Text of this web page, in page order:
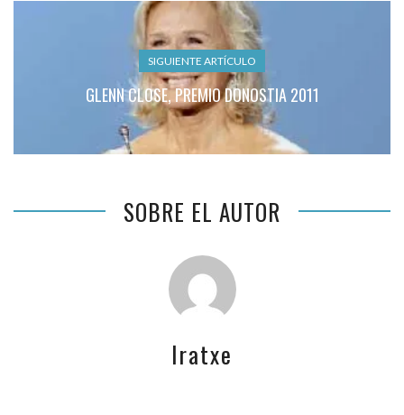
SIGUIENTE ARTÍCULO
GLENN CLOSE, PREMIO DONOSTIA 2011
SOBRE EL AUTOR
Iratxe